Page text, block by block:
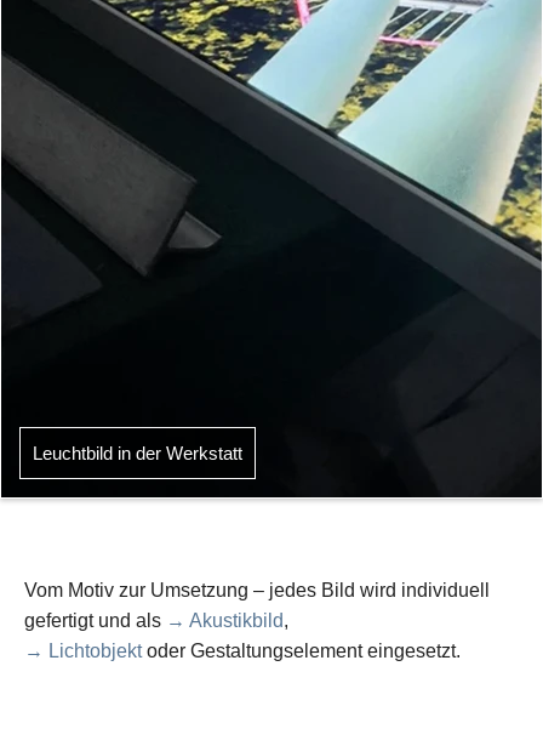
Leuchtbild in der Werkstatt
Vom Motiv zur Umsetzung – jedes Bild wird individuell
gefertigt und als → Akustikbild,
→ Lichtobjektoder Gestaltungselement eingesetzt.